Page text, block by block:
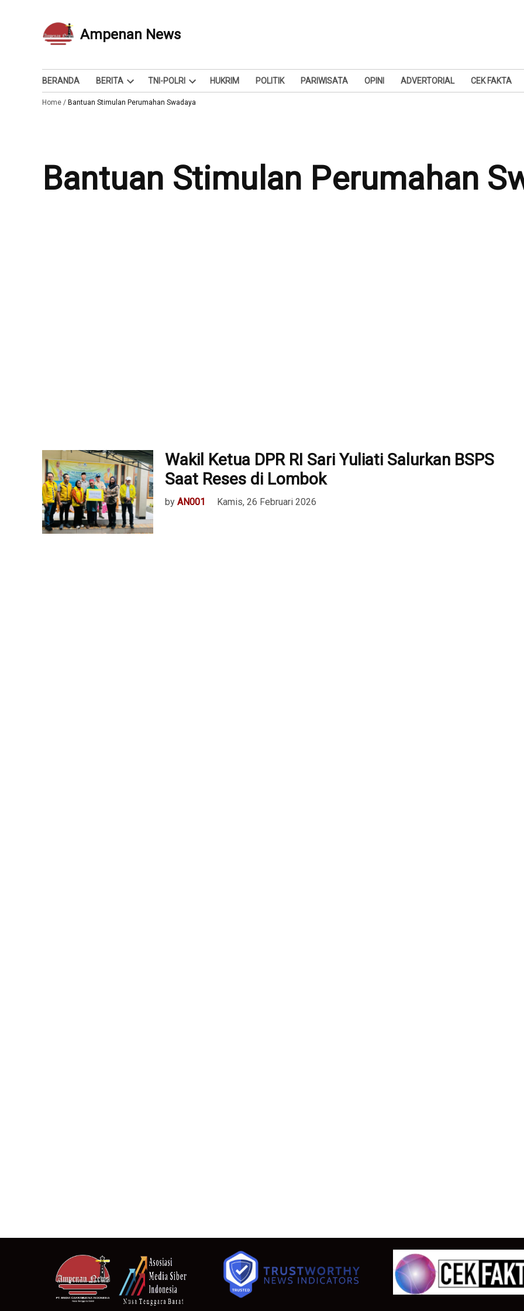
Ampenan News
Berita dan Info
BERANDA BERITA
Open
dropdown
TNI-POLRI
Open
dropdown
HUKRIM POLITIK PARIWISATA OPINI ADVERTORIAL CEK FAKTA
Home / Bantuan Stimulan Perumahan Swadaya
Bantuan Stimulan Perumahan
Wakil Ketua DPR RI Sari Yuliati Salurkan BSPS
Saat Reses di Lombok
by AN001 Kamis, 26 Februari 2026